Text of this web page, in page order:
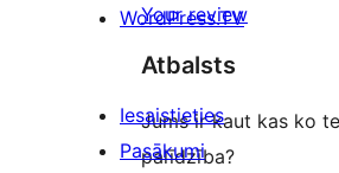
Your review
Atbalsts
Jums ir kaut kas ko
palīdzība?
WordPress.TV
Iesaistieties
Pasākumi